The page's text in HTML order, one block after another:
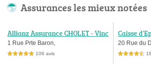
Assurances les mieux notées
Allianz Assurance CHOLET - Vinc
ent GUIMARAES et Rémy COURT
OIS
1 Rue Prte Baron,
5,0 étoiles sur 5 106 avis
Caisse
20 Rue du
4,5 étoiles sur 5